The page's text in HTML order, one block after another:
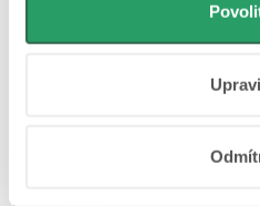
personalizovanou reklamu.
osobní údaje najdete na